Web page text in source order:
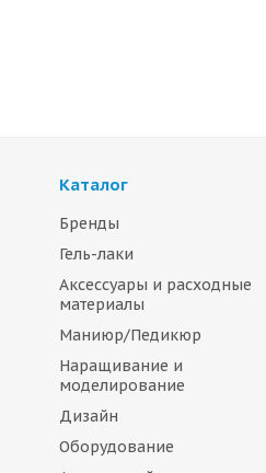
Каталог
Бренды
Гель-лаки
Аксессуары и расходные
материалы
Маниюр/Педикюр
Наращивание и
моделирование
Дизайн
Оборудование